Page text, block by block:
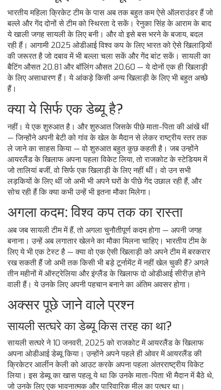
भारतीय महिला क्रिकेट टीम के पास अब तक बहुत कम ऐसे ऑलराउंडर हैं जो
बल्ले और गेंद दोनों से टीम को स्थिरता दे सकें। रेनुका सिंह के आराम के बाद
ये खाली जगह सायली के लिए बनी। और वो इसे बस भरने के बजाय, बदल
रही हैं। आगामी 2025 ओडीआई विश्व कप के लिए भारत को ऐसे खिलाड़ियों
की जरूरत है जो दबाव में भी बल्ला चला सकें और गेंद बांट सकें। सायली का
बैटिंग औसत 20.81 और बॉलिंग औसत 20.60 — ये दोनों एक ही खिलाड़ी
के लिए असाधारण हैं। ये आंकड़े किसी अन्य खिलाड़ी के लिए भी बहुत अच्छे
हैं।
क्या ये सिर्फ एक डेब्यू है?
नहीं। ये एक शुरुआत है। और शुरुआत जिसके पीछे माता-पिता की आंखें थीं
— जिन्होंने अपनी बेटी को गांव के खेल के मैदान से लेकर राष्ट्रीय स्तर तक
ले जाने का साहस किया — वो शुरुआत बहुत कुछ कहती है। जब उन्होंने
आयरलैंड के खिलाफ अपना पहला विकेट लिया, तो राजकोट के स्टेडियम में
जो तालियां बजीं, वो सिर्फ एक खिलाड़ी के लिए नहीं थीं। वो उन सभी
लड़कियों के लिए थीं जो अभी भी अपने घरों के पीछे गेंद उछाल रही हैं, और
सोच रही हैं कि क्या कभी उन्हें भी इतना मौका मिलेगा।
अगला कदम: विश्व कप तक का रास्ता
अब जब सायली टीम में हैं, तो अगला चुनौतीपूर्ण कदम होगा — अपनी जगह
बनाना। उन्हें अब लगातार खेलने का मौका मिलना चाहिए। भारतीय टीम के
लिए ये भी एक टेस्ट है — क्या वो एक ऐसी खिलाड़ी को अपने टीम में बरकरार
रख सकती हैं जो अभी तक किसी भी बड़े टूर्नामेंट में नहीं खेल चुकी हैं? अगले
तीन महीनों में ऑस्ट्रेलिया और इंग्लैंड के खिलाफ दो ओडीआई सीरीज़ होने
वाली हैं। ये उनके लिए अपनी पहचान बनाने का अंतिम अवसर होगा।
अक्सर पूछे जाने वाले प्रश्न
सायली सत्घरे का डेब्यू किस तरह का था?
सायली सत्घरे ने 10 जनवरी, 2025 को राजकोट में आयरलैंड के खिलाफ
अपना ओडीआई डेब्यू किया। उन्होंने अपने पहले ही ओवर में आयरलैंड की
क्रिकेटर आर्लीन केली को आउट करके अपना पहला अंतरराष्ट्रीय विकेट
लिया। इस डेब्यू का खास पहलू ये था कि उनके माता-पिता भी मैदान में बैठे थे,
जो उनके लिए एक भावनात्मक और पारिवारिक मील का पत्थर था।